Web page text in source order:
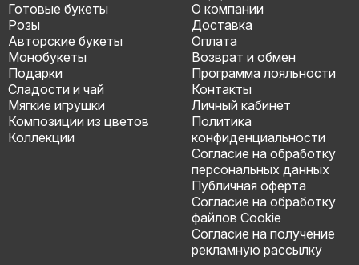
Готовые букеты
Розы
Авторские букеты
Монобукеты
Подарки
Сладости и чай
Мягкие игрушки
Композиции из цветов
Коллекции
О компании
Доставка
Оплата
Возврат и обмен
Программа лояльности
Контакты
Личный кабинет
Политика
конфиденциальности
Согласие на обработку
персональных данных
Публичная оферта
Согласие на обработку
файлов Cookie
Согласие на получение
рекламную рассылку